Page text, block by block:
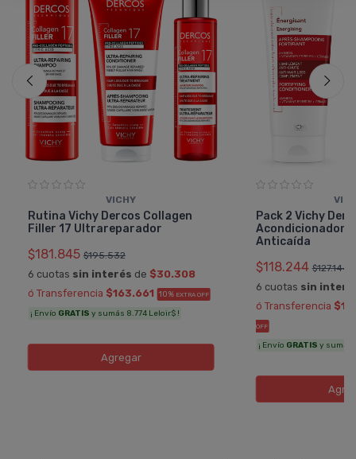
VICHY
Rutina Vichy Dercos Collagen
Filler 17 Ultrareparador
$181.845 $195.532
6 cuotas sin interés de $30.308
ó Transferencia $163.661 10% EXTRA OFF
¡ Envío GRATIS y sumás 8.774 Leloir$ !
Agregar
Pack 2 Vichy
Acondicionador
Anticaí­da
$118.244 $127.144
6 cuotas sin
ó Transferencia
OFF
¡ Envío GRATIS y sumás